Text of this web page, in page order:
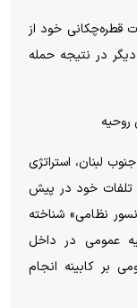
قطره‌چکانی خود از
در نتیجه حمله
روحیه
لبنان، استراتژی
تلفات خود در پیش
نظامی» شناخته
عمومی در داخل
بر کابینه انجام